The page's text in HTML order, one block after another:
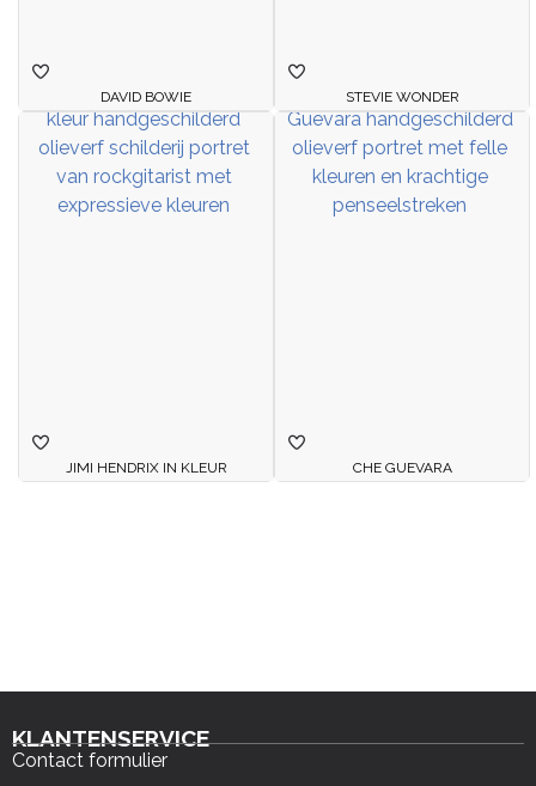
DAVID BOWIE STEVIE WONDER
JIMI HENDRIX IN KLEUR CHE GUEVARA
KLANTENSERVICE
Contact formulier